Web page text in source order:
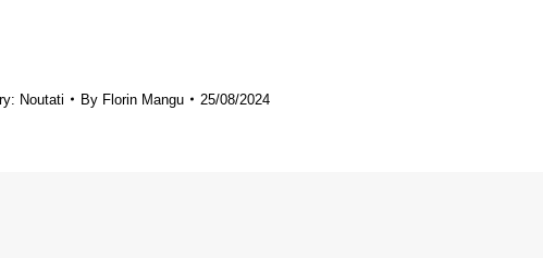
Noutati By Florin Mangu 25/08/2024